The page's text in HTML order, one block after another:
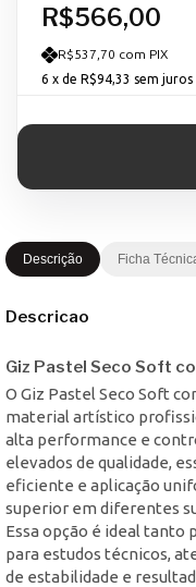
R$566,00
R$537,70 com PIX
6 x de R$94,33 sem juros
Descrição Ficha
Descricao
Giz Pastel Seco Soft
O Giz Pastel Seco Soft
material artístico
alta performance e
elevados de qualidade,
eficiente e aplicação
superior em diferentes
Essa opção é ideal tanto
para estudos técnicos,
de estabilidade e